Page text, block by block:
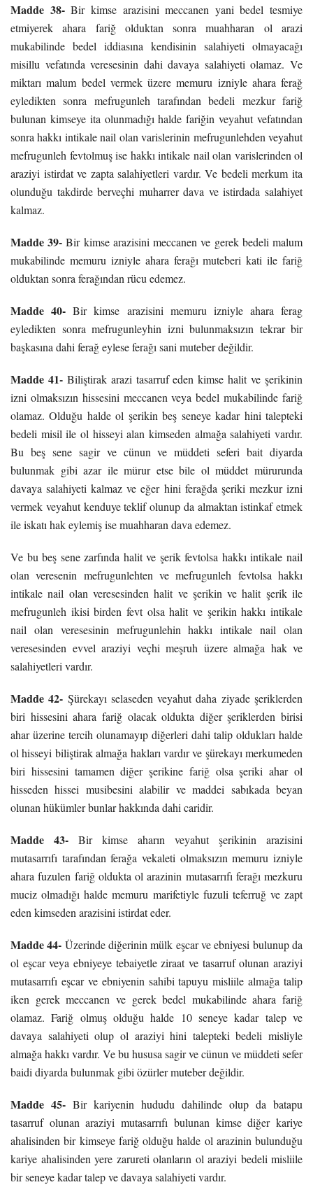
Madde 38-Bir kimse arazisini meccanen yani bedel tesmiye
etmiyerek ahara fariğ olduktan sonra muahharan ol arazi
mukabilinde bedel iddiasına kendisinin salahiyeti olmayacağı
misillu vefatında veresesinin dahi davaya salahiyeti olamaz. Ve
miktarı malum bedel vermek üzere memuru izniyle ahara ferağ
eyledikten sonra mefrugunleh tarafından bedeli mezkur fariğ
bulunan kimseye ita olunmadığı halde fariğin veyahut vefatından
sonra hakkı intikale nail olan varislerinin mefrugunlehden veyahut
mefrugunleh fevtolmuş ise hakkı intikale nail olan varislerinden ol
araziyi istirdat ve zapta salahiyetleri vardır. Ve bedeli merkum ita
olunduğu takdirde berveçhi muharrer dava ve istirdada salahiyet
kalmaz.
Madde 39- Bir kimse arazisini meccanen ve gerek bedeli malum
mukabilinde memuru izniyle ahara ferağı muteberi kati ile fariğ
olduktan sonra ferağından rücu edemez.
Madde 40- Bir kimse arazisini memuru izniyle ahara ferag
eyledikten sonra mefrugunleyhin izni bulunmaksızın tekrar bir
başkasına dahi ferağ eylese ferağı sani muteber değildir.
Madde 41-Biliştirak arazi tasarruf eden kimse halit ve şerikinin
izni olmaksızın hissesini meccanen veya bedel mukabilinde fariğ
olamaz. Olduğu halde ol şerikin beş seneye kadar hini talepteki
bedeli misil ile ol hisseyi alan kimseden almağa salahiyeti vardır.
Bu beş sene sagir ve cünun ve müddeti seferi bait diyarda
bulunmak gibi azar ile mürur etse bile ol müddet mürurunda
davaya salahiyeti kalmaz ve eğer hini ferağda şeriki mezkur izni
vermek veyahut kenduye teklif olunup da almaktan istinkaf etmek
ile iskatı hak eylemiş ise muahharan dava edemez.
Ve bu beş sene zarfında halit ve şerik fevtolsa hakkı intikale nail
olan veresenin mefrugunlehten ve mefrugunleh fevtolsa hakkı
intikale nail olan veresesinden halit ve şerikin ve halit şerik ile
mefrugunleh ikisi birden fevt olsa halit ve şerikin hakkı intikale
nail olan veresesinin mefrugunlehin hakkı intikale nail olan
veresesinden evvel araziyi veçhi meşruh üzere almağa hak ve
salahiyetleri vardır.
Madde 42- Şürekayı selaseden veyahut daha ziyade şeriklerden
biri hissesini ahara fariğ olacak oldukta diğer şeriklerden birisi
ahar üzerine tercih olunamayıp diğerleri dahi talip oldukları halde
ol hisseyi biliştirak almağa hakları vardır ve şürekayı merkumeden
biri hissesini tamamen diğer şerikine fariğ olsa şeriki ahar ol
hisseden hissei musibesini alabilir ve maddei sabıkada beyan
olunan hükümler bunlar hakkında dahi caridir.
Madde 43- Bir kimse aharın veyahut şerikinin arazisini
mutasarrıfı tarafından ferağa vekaleti olmaksızın memuru izniyle
ahara fuzulen fariğ oldukta ol arazinin mutasarrıfı ferağı mezkuru
muciz olmadığı halde memuru marifetiyle fuzuli teferruğ ve zapt
eden kimseden arazisini istirdat eder.
Madde 44- Üzerinde diğerinin mülk eşcar ve ebniyesi bulunup da
ol eşcar veya ebniyeye tebaiyetle ziraat ve tasarruf olunan araziyi
mutasarrıfı eşcar ve ebniyenin sahibi tapuyu misliile almağa talip
iken gerek meccanen ve gerek bedel mukabilinde ahara fariğ
olamaz. Fariğ olmuş olduğu halde 10 seneye kadar talep ve
davaya salahiyeti olup ol araziyi hini talepteki bedeli misliyle
almağa hakkı vardır. Ve bu hususa sagir ve cünun ve müddeti sefer
baidi diyarda bulunmak gibi özürler muteber değildir.
Madde 45- Bir kariyenin hududu dahilinde olup da batapu
tasarruf olunan araziyi mutasarrıfı bulunan kimse diğer kariye
ahalisinden bir kimseye fariğ olduğu halde ol arazinin bulunduğu
kariye ahalisinden yere zarureti olanların ol araziyi bedeli misliile
bir seneye kadar talep ve davaya salahiyeti vardır.